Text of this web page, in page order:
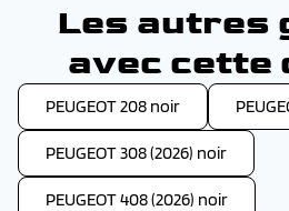
Les autres
avec cette
PEUGEOT 208 noir
PEUGEOT 308 (2026) noir
PEUGEOT 408 (2026) noir